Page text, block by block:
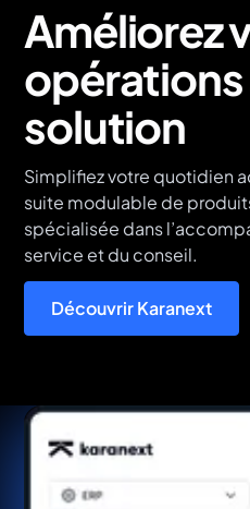
Améliorez
solution
Simplifiez votre quotidien
suite modulable de produits
spécialisée dans
service et du conseil.
Découvrir Karanext